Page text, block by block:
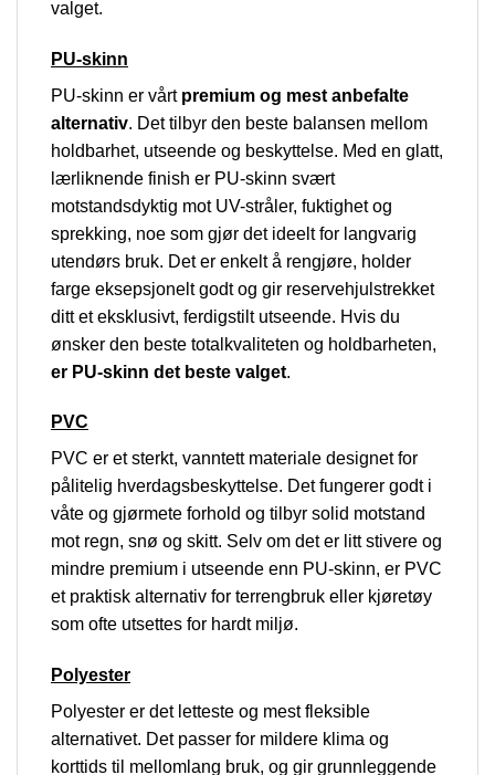
valget.
PU-skinn
PU-skinn er vårt premium og mest anbefalte
alternativ. Det tilbyr den beste balansen mellom
holdbarhet, utseende og beskyttelse. Med en glatt,
lærliknende finish er PU-skinn svært
motstandsdyktig mot UV-stråler, fuktighet og
sprekking, noe som gjør det ideelt for langvarig
utendørs bruk. Det er enkelt å rengjøre, holder
farge eksepsjonelt godt og gir reservehjulstrekket
ditt et eksklusivt, ferdigstilt utseende. Hvis du
ønsker den beste totalkvaliteten og holdbarheten,
er PU-skinn det beste valget.
PVC
PVC er et sterkt, vanntett materiale designet for
pålitelig hverdagsbeskyttelse. Det fungerer godt i
våte og gjørmete forhold og tilbyr solid motstand
mot regn, snø og skitt. Selv om det er litt stivere og
mindre premium i utseende enn PU-skinn, er PVC
et praktisk alternativ for terrengbruk eller kjøretøy
som ofte utsettes for hardt miljø.
Polyester
Polyester er det letteste og mest fleksible
alternativet. Det passer for mildere klima og
korttids til mellomlang bruk, og gir grunnleggende